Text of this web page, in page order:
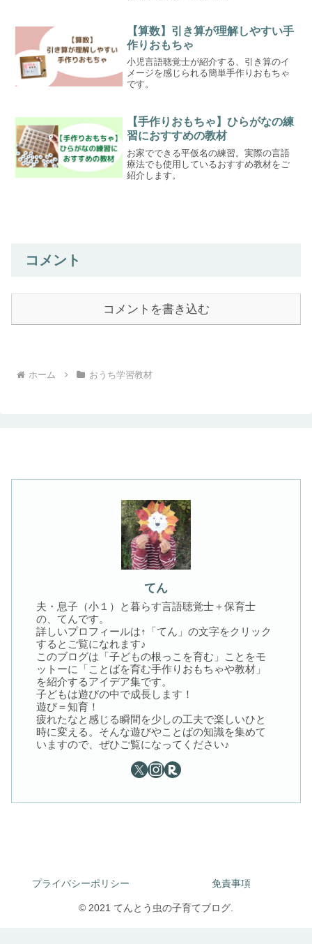
【算数】引き算が理解しやすい手
作りおもちゃ
小児言語聴覚士が紹介する、引き算のイ
メージを感じられる簡単手作りおもちゃ
です。
【手作りおもちゃ】ひらがなの練
習におすすめの教材
お家でできる平仮名の練習。実際の言語
療法でも使用しているおすすめ教材をご
紹介します。
コメント
コメントを書き込む
ホーム おうち学習教材
てん
夫・息子（小１）と暮らす言語聴覚士＋保育士
の、てんです。
詳しいプロフィールは↑「てん」の文字をクリック
するとご覧になれます♪
このブログは「子どもの根っこを育む」ことをモ
ットーに「ことばを育む手作りおもちゃや教材」
を紹介するアイデア集です。
子どもは遊びの中で成長します！
遊び＝知育！
疲れたなと感じる瞬間を少しの工夫で楽しいひと
時に変える。そんな遊びやことばの知識を集めて
いますので、ぜひご覧になってください♪
プライバシーポリシー 免責事項
© 2021 てんとう虫の子育てブログ.